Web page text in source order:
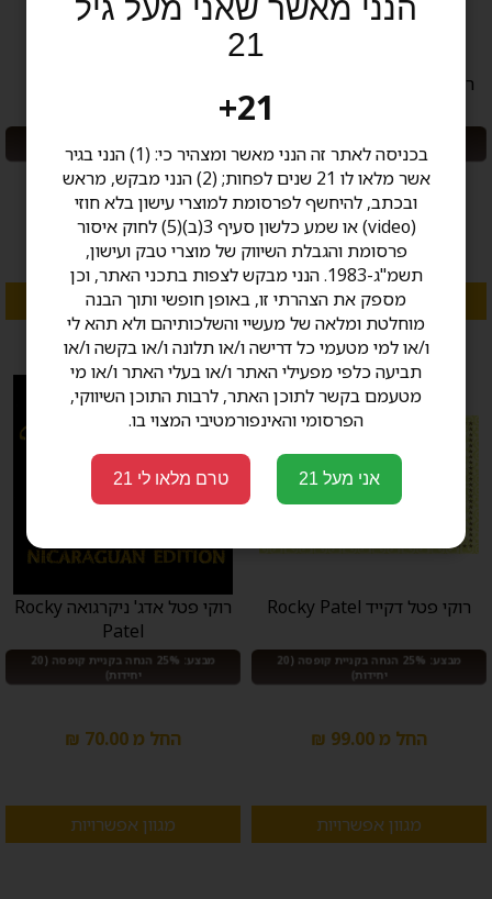
רוקי פטל סנגרון Rocky Patel
יחידות)
החל מ 73.00 ₪
מגוון אפשרויות
יחידות)
החל מ 60.00 ₪
מגוון אפשרויות
רוקי פטל דקייד Rocky Patel
מבצע: 25% הנחה בקניית קופסה (20
יחידות)
החל מ 99.00 ₪
מגוון אפשרויות
רוקי פטל אדג' ניקרגואה Rocky
Patel
מבצע: 25% הנחה בקניית קופסה (20
יחידות)
החל מ 70.00 ₪
מגוון אפשרויות
הנני מאשר שאני מעל גיל
21
21+
בכניסה לאתר זה הנני מאשר ומצהיר כי: (1) הנני בגיר
אשר מלאו לו 21 שנים לפחות; (2) הנני מבקש, מראש
ובכתב, להיחשף לפרסומת למוצרי עישון בלא חוזי
(video) או שמע כלשון סעיף 3(ב)(5) לחוק איסור
פרסומת והגבלת השיווק של מוצרי טבק ועישון,
תשמ"ג-1983. הנני מבקש לצפות בתכני האתר, וכן
מספק את הצהרתי זו, באופן חופשי ותוך הבנה
מוחלטת ומלאה של מעשיי והשלכותיהם ולא תהא לי
ו/או למי מטעמי כל דרישה ו/או תלונה ו/או בקשה ו/או
תביעה כלפי מפעילי האתר ו/או בעלי האתר ו/או מי
מטעמם בקשר לתוכן האתר, לרבות התוכן השיווקי,
הפרסומי והאינפורמטיבי המצוי בו.
אני מעל 21 טרם מלאו לי 21